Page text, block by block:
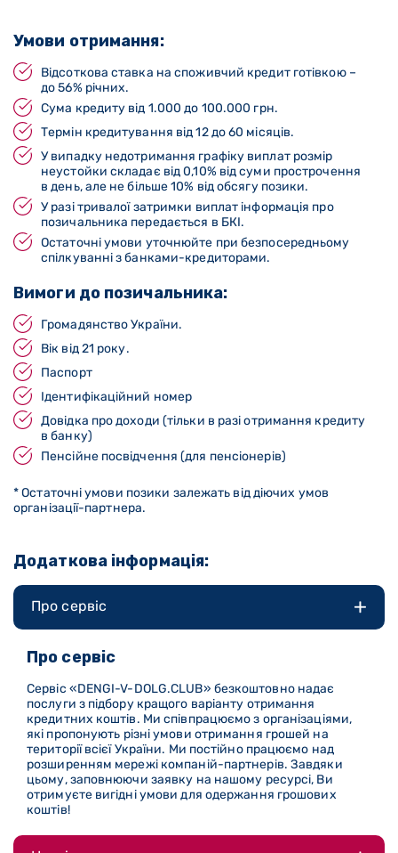
Умови отримання:
Відсоткова ставка на споживчий кредит готівкою –
до 56% річних.
Сума кредиту від 1.000 до 100.000 грн.
Термін кредитування від 12 до 60 місяців.
У випадку недотримання графіку виплат розмір
неустойки складає від 0,10% від суми прострочення
в день, але не більше 10% від обсягу позики.
У разі тривалої затримки виплат інформація про
позичальника передається в БКІ.
Остаточні умови уточнюйте при безпосередньому
спілкуванні з банками-кредиторами.
Вимоги до позичальника:
Громадянство України.
Вік від 21 року.
Паспорт
Ідентифікаційний номер
Довідка про доходи (тільки в разі отримання кредиту
в банку)
Пенсійне посвідчення (для пенсіонерів)
* Остаточні умови позики залежать від діючих умов
організації-партнера.
Додаткова інформація:
Про сервіс
Про сервіс
Сервіс «DENGI-V-DOLG.CLUB» безкоштовно надає
послуги з підбору кращого варіанту отримання
кредитних коштів. Ми співпрацюємо з організаціями,
які пропонують різні умови отримання грошей на
території всієї України. Ми постійно працюємо над
розширенням мережі компаній-партнерів. Завдяки
цьому, заповнюючи заявку на нашому ресурсі, Ви
отримуєте вигідні умови для одержання грошових
коштів!